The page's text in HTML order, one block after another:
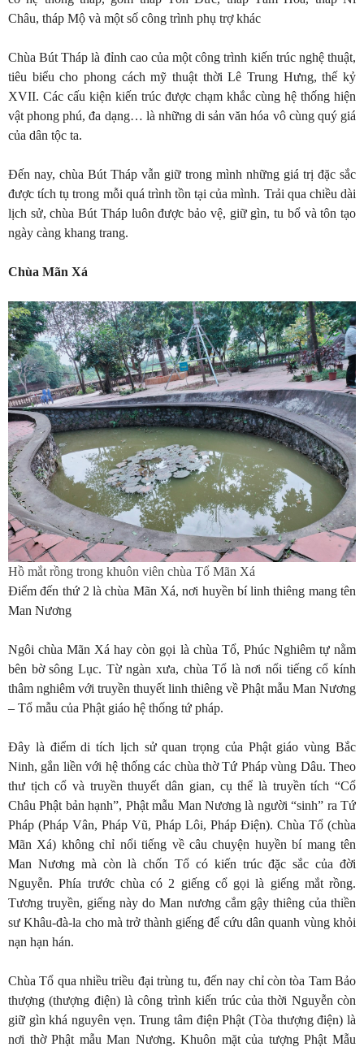
Châu, tháp Mộ và một số công trình phụ trợ khác
Chùa Bút Tháp là đỉnh cao của một công trình kiến trúc nghệ thuật,
tiêu biểu cho phong cách mỹ thuật thời Lê Trung Hưng, thế kỷ
XVII. Các cấu kiện kiến trúc được chạm khắc cùng hệ thống hiện
vật phong phú, đa dạng… là những di sản văn hóa vô cùng quý giá
của dân tộc ta.
Đến nay, chùa Bút Tháp vẫn giữ trong mình những giá trị đặc sắc
được tích tụ trong mỗi quá trình tồn tại của mình. Trải qua chiều dài
lịch sử, chùa Bút Tháp luôn được bảo vệ, giữ gìn, tu bổ và tôn tạo
ngày càng khang trang.
Chùa Mãn Xá
Hồ mắt rồng trong khuôn viên chùa Tổ Mãn Xá
Điểm đến thứ 2 là chùa Mãn Xá, nơi huyền bí linh thiêng mang tên
Man Nương
Ngôi chùa Mãn Xá hay còn gọi là chùa Tổ, Phúc Nghiêm tự nằm
bên bờ sông Lục. Từ ngàn xưa, chùa Tổ là nơi nổi tiếng cổ kính
thâm nghiêm với truyền thuyết linh thiêng về Phật mẫu Man Nương
– Tổ mẫu của Phật giáo hệ thống tứ pháp.
Đây là điểm di tích lịch sử quan trọng của Phật giáo vùng Bắc
Ninh, gắn liền với hệ thống các chùa thờ Tứ Pháp vùng Dâu. Theo
thư tịch cổ và truyền thuyết dân gian, cụ thể là truyền tích “Cổ
Châu Phật bản hạnh”, Phật mẫu Man Nương là người “sinh” ra Tứ
Pháp (Pháp Vân, Pháp Vũ, Pháp Lôi, Pháp Điện). Chùa Tổ (chùa
Mãn Xá) không chỉ nổi tiếng về câu chuyện huyền bí mang tên
Man Nương mà còn là chốn Tổ có kiến trúc đặc sắc của đời
Nguyễn. Phía trước chùa có 2 giếng cổ gọi là giếng mắt rồng.
Tương truyền, giếng này do Man nương cắm gậy thiêng của thiền
sư Khâu-đà-la cho mà trở thành giếng để cứu dân quanh vùng khỏi
nạn hạn hán.
Chùa Tổ qua nhiều triều đại trùng tu, đến nay chỉ còn tòa Tam Bảo
thượng (thượng điện) là công trình kiến trúc của thời Nguyễn còn
giữ gìn khá nguyên vẹn. Trung tâm điện Phật (Tòa thượng điện) là
nơi thờ Phật mẫu Man Nương. Khuôn mặt của tượng Phật Mẫu